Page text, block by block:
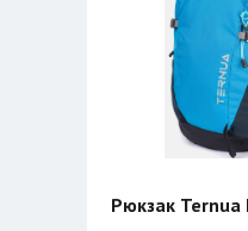
Рюкзак Ternua